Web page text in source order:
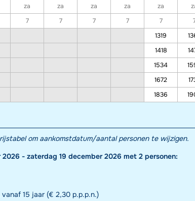
za za za za za
7 7 7 7 7
1319
1418
1534
1672
1836
om aankomstdatum/aantal personen te wijzigen.
- zaterdag 19 december 2026 met 2 personen:
15 jaar (€ 2,30 p.p.p.n.)